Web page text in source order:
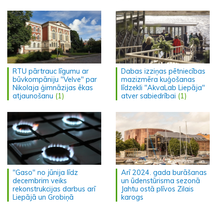
RTU pārtrauc līgumu ar
būvkompāniju "Velve" par
Nikolaja ģimnāzijas ēkas
atjaunošanu (1)
Dabas izziņas pētniecības
mazizmēra kuģošanas
līdzekli "AkvaLab Liepāja"
atver sabiedrībai (1)
"Gaso" no jūnija līdz
decembrim veiks
rekonstrukcijas darbus arī
Liepājā un Grobiņā
Arī 2024. gada burāšanas
un ūdenstūrisma sezonā
Jahtu ostā plīvos Zilais
karogs